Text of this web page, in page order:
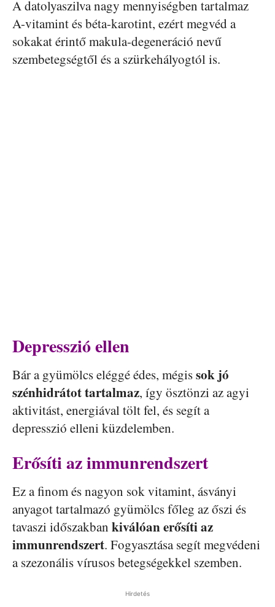
A datolyaszilva nagy mennyiségben tartalmaz
A-vitamint és béta-karotint, ezért megvéd a
sokakat érintő makula-degeneráció nevű
szembetegségtől és a szürkehályogtól is.
Depresszió ellen
Bár a gyümölcs eléggé édes, mégissok jó
szénhidrátot tartalmaz, így ösztönzi az agyi
aktivitást, energiával tölt fel, és segít a
depresszió elleni küzdelemben.
Erősíti az immunrendszert
Ez a finom és nagyon sok vitamint, ásványi
anyagot tartalmazó gyümölcs főleg az őszi és
tavaszi időszakban kiválóan erősíti az
immunrendszert. Fogyasztása segít megvédeni
a szezonális vírusos betegségekkel szemben.
Hirdetés